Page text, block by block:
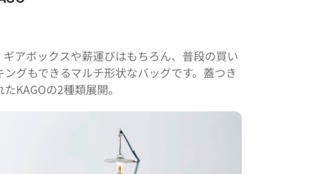
アボックスや薪運びはもちろん、普段の買い
グもできるマルチ形状なバッグです。蓋つき
KAGOの2種類展開。